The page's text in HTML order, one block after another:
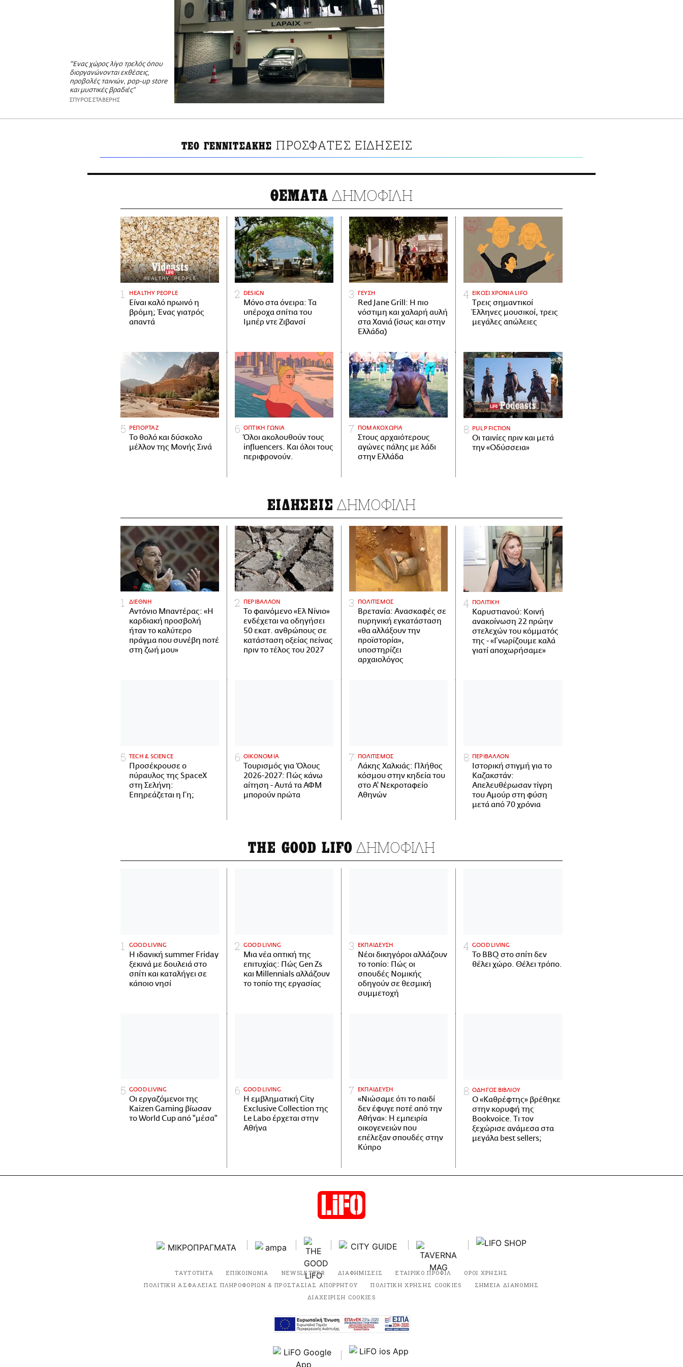
"Ένας χώρος λίγο τρελός όπου
διοργανώνονται εκθέσεις,
προβολές ταινιών, pop-up store
και μυστικές βραδιές"
ΣΠΥΡΟΣ ΣΤΑΒΕΡΗΣ
ΤΕΟ ΓΕΝΝΙΤΣΑΚΗΣ ΠΡΟΣΦΑΤΕΣ ΕΙΔΗΣΕΙΣ
ΘΕΜΑΤΑ ΔΗΜΟΦΙΛΗ
HEALTHY PEOPLE
Είναι καλό πρωινό η
βρόμη; Ένας γιατρός
απαντά
DESIGN
Μόνο στα όνειρα: Τα
υπέροχα σπίτια του
Ιμπέρ ντε Ζιβανσί
ΓΕΥΣΗ
Red Jane Grill: Η πιο
νόστιμη και χαλαρή αυλή
στα Χανιά (ίσως και στην
Ελλάδα)
ΕΙΚΟΣΙ ΧΡΟΝΙΑ LIFO
Tρεις σημαντικοί
Έλληνες μουσικοί, τρεις
μεγάλες απώλειες
ΡΕΠΟΡΤΑΖ
Το θολό και δύσκολο
μέλλον της Μονής Σινά
ΟΠΤΙΚΗ ΓΩΝΙΑ
Όλοι ακολουθούν τους
influencers. Και όλοι τους
περιφρονούν.
ΠΟΜΑΚΟΧΩΡΙΑ
Στους αρχαιότερους
αγώνες πάλης με λάδι
στην Ελλάδα
PULP FICTION
Οι ταινίες πριν και μετά
την «Οδύσσεια»
ΕΙΔΗΣΕΙΣ ΔΗΜΟΦΙΛΗ
ΔΙΕΘΝΗ
Αντόνιο Μπαντέρας: «Η
καρδιακή προσβολή
ήταν το καλύτερο
πράγμα που συνέβη ποτέ
στη ζωή μου»
ΠΕΡΙΒΑΛΛΟΝ
Το φαινόμενο «Ελ Νίνιο»
ενδέχεται να οδηγήσει
50 εκατ. ανθρώπους σε
κατάσταση οξείας πείνας
πριν το τέλος του 2027
ΠΟΛΙΤΙΣΜΟΣ
Βρετανία: Ανασκαφές σε
πυρηνική εγκατάσταση
«θα αλλάξουν την
προϊστορία»,
υποστηρίζει
αρχαιολόγος
ΠΟΛΙΤΙΚΗ
Καρυστιανού: Κοινή
ανακοίνωση 22 πρώην
στελεχών του κόμματός
της - «Γνωρίζουμε καλά
γιατί αποχωρήσαμε»
ΤECH & SCIENCE
Προσέκρουσε ο
πύραυλος της SpaceX
στη Σελήνη:
Επηρεάζεται η Γη;
ΟΙΚΟΝΟΜΙΑ
Τουρισμός για Όλους
2026-2027: Πώς κάνω
αίτηση - Αυτά τα ΑΦΜ
μπορούν πρώτα
ΠΟΛΙΤΙΣΜΟΣ
Λάκης Χαλκιάς: Πλήθος
κόσμου στην κηδεία του
στο Α' Νεκροταφείο
Αθηνών
ΠΕΡΙΒΑΛΛΟΝ
Ιστορική στιγμή για το
Καζακστάν:
Απελευθέρωσαν τίγρη
του Αμούρ στη φύση
μετά από 70 χρόνια
THE GOOD LIFO ΔΗΜΟΦΙΛΗ
GOOD LIVING
Η ιδανική summer Friday
ξεκινά με δουλειά στο
σπίτι και καταλήγει σε
κάποιο νησί
GOOD LIVING
Μια νέα οπτική της
επιτυχίας: Πώς Gen Zs
και Millennials αλλάζουν
το τοπίο της εργασίας
ΕΚΠΑΙΔΕΥΣΗ
Νέοι δικηγόροι αλλάζουν
το τοπίο: Πώς οι
σπουδές Νομικής
οδηγούν σε θεσμική
συμμετοχή
GOOD LIVING
Το BBQ στο σπίτι δεν
θέλει χώρο. Θέλει τρόπο.
GOOD LIVING
Οι εργαζόμενοι της
Kaizen Gaming βίωσαν
το World Cup από "μέσα"
GOOD LIVING
Η εμβληματική City
Exclusive Collection της
Le Labo έρχεται στην
Αθήνα
ΕΚΠΑΙΔΕΥΣΗ
«Νιώσαμε ότι το παιδί
δεν έφυγε ποτέ από την
Αθήνα»: Η εμπειρία
οικογενειών που
επέλεξαν σπουδές στην
Κύπρο
ΟΔΗΓΟΣ ΒΙΒΛΙΟΥ
Ο «Καθρέφτης» βρέθηκε
στην κορυφή της
Bookvoice. Τι τον
ξεχώρισε ανάμεσα στα
μεγάλα best sellers;
ΤΑΥΤΟΤΗΤΑ ΕΠΙΚΟΙΝΩΝΙΑ NEWSLETTER ΔΙΑΦΗΜΙΣΕΙΣ ΕΤΑΙΡΙΚΟ ΠΡΟΦΙΛ
ΟΡΟΙ ΧΡΗΣΗΣ
ΠΟΛΙΤΙΚΗ ΑΣΦΑΛΕΙΑΣ ΠΛΗΡΟΦΟΡΙΩΝ & ΠΡΟΣΤΑΣΙΑΣ ΑΠΟΡΡΗΤΟΥ
ΠΟΛΙΤΙΚΗ ΧΡΗΣΗΣ COOKIES
ΣΗΜΕΙΑ ΔΙΑΝΟΜΗΣ
ΔΙΑΧΕΙΡΙΣΗ COOKIES